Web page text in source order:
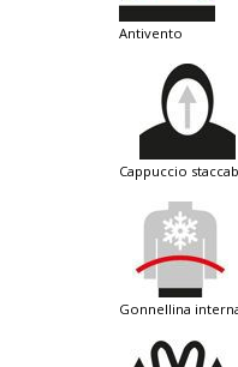
antivento
cappuccio
gonnellina